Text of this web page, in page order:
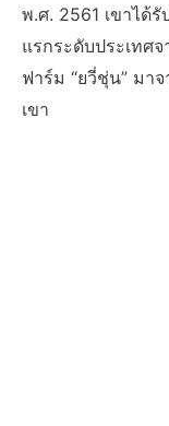
พ.ศ. 2561 เขาได้
แรกระดับประเทศ
ฟาร์ม “ยวี่ชุ่น” มา
เขา